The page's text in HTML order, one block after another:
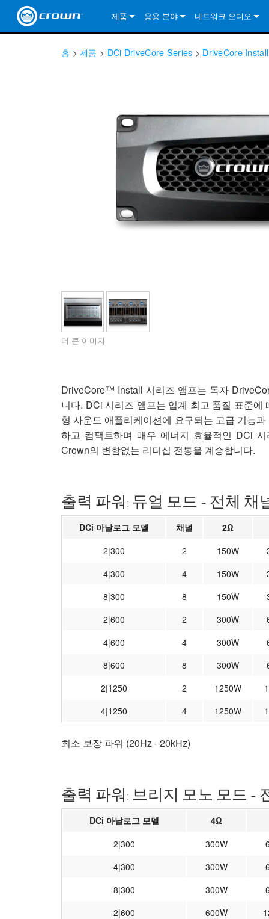
제품
CDi 4|600
CDi 2|1200
CDi 4|1200
CDi 4|600BL
CDi 2|600BL
CDi 2|1200BL
CDi 4|1200BL
CDi 4000
CDi 6000
160MA
ComTech SeriesComTech D Series
CTD-2125
CTD-4125
CTD-8125
ComTech DriveCore Series
CT 475
CT 4150
CT 875
DCi DriveCore SeriesDriveCore Install Analog Series
DCi 2|300
DCi 2|600
DCi 4|300
DriveCore Install DA Series
DCi 4|300DA
DCi 8|300DA
DriveCore Install Network Series
DCi 2|300N
DCi 4|2400N
I-Tech HD SeriesI-Tech 4x3500HD
I-Tech 12000HD
VRack VRack 4x3500HD
XLC Series
XLi 3500
XLS 2002
XLS 2502
XTi 2002
XTi 4002
앰프 액세서리XFMR-4
EOL Box
단종된 제품
응용 분야
CDi
Commercial Series
ComTech DriveCore
XLC Series
CDi Series
XTi 2 Series
XLS DriveCore 2
Cinema DCi DriveCore Series
XLC Series
DSi 2.0 Series
Tour Sound I-Tech HD Series
VRack
네트워크 오디오
CobraNet
AVB
홈 >제품 > DCi DriveCore Series > DriveCore
더 큰 이미지
DriveCore™ Install 시리즈 앰프는 독자
니다. DCi 시리즈 앰프는 업계 최고 품질 표준
형 사운드 애플리케이션에 요구되는 고급 기능
하고 컴팩트하며 매우 에너지 효율적인 DCi
Crown의 변함없는 리더십 전통을 계승합니다.
출력 파워: 듀얼 모드 - 전체 채
DCi 아날로그 모델 채널 2Ω
2|300
2 150W
4|300
4 150W
8|300
8 150W
2|600
2 300W
4|600
4 300W
8|600
8 300W
2|1250
2 1250W
4|1250
4 1250W
최소 보장 파워 (20Hz - 20kHz)
출력 파워: 브리지 모노 모드 -
DCi 아날로그 모델 4Ω
2|300
300W
4|300
300W
8|300
300W
2|600
600W